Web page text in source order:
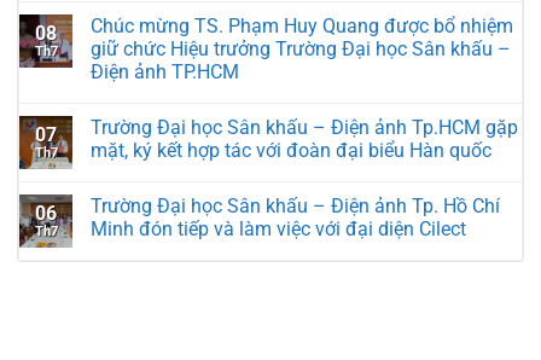
08
Th7
Chúc mừng TS. Phạm Huy Quang được bổ nhiệm
giữ chức Hiệu trưởng Trường Đại học Sân khấu –
Điện ảnh TP.HCM
07
Th7
Trường Đại học Sân khấu – Điện ảnh Tp.HCM gặp
mặt, ký kết hợp tác với đoàn đại biểu Hàn quốc
06
Th7
Trường Đại học Sân khấu – Điện ảnh Tp. Hồ Chí
Minh đón tiếp và làm việc với đại diện Cilect